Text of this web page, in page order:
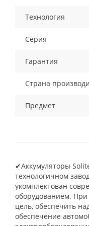
Технология
Серия
Гарантия
Страна
Предмет
✔Аккумуляторы
технологичном
укомплектован
оборудованием. При
цель, обеспечить
обеспечение